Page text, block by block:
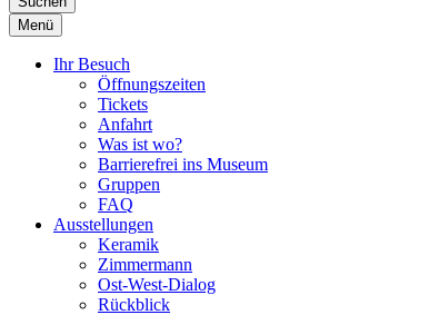
Menü
Ihr Besuch
Öffnungszeiten
Tickets
Anfahrt
Was ist wo?
Barrierefrei ins Museum
Gruppen
FAQ
Ausstellungen
Keramik
Zimmermann
Ost-West-Dialog
Rückblick